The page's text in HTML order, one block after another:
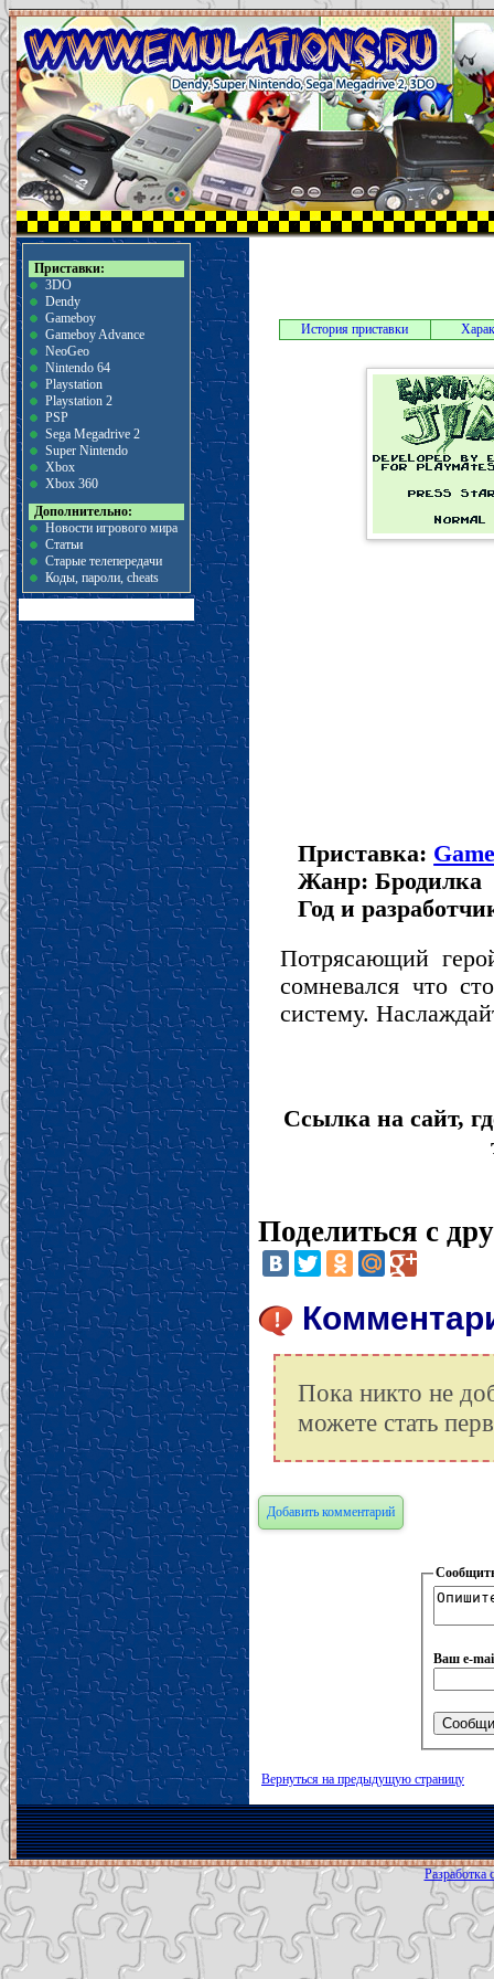
Приставки:
3DO
Dendy
Gameboy
Gameboy Advance
NeoGeo
Nintendo 64
Playstation
Playstation 2
PSP
Sega Megadrive 2
Super Nintendo
Xbox
Xbox 360
Дополнительно:
Новости игрового мира
Статьи
Старые телепередачи
Коды, пароли, cheats
История приставки
Приставка:
Жанр: Бродилка
Год и
Потрясающий
сомневался что
систему.
Ссылка на сайт,
Поделиться с
Пока никто не
можете стать
Добавить комментарий
Ваш e-
Вернуться на предыдущую страницу
Разработка